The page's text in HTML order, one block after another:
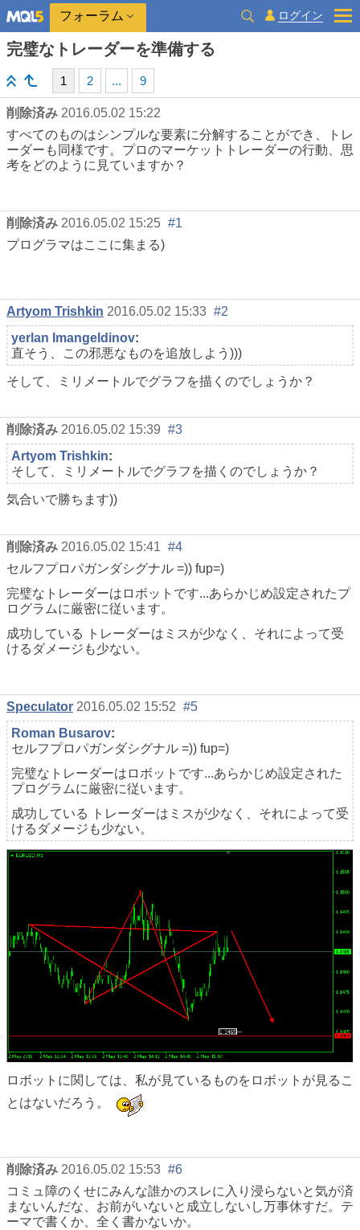
フォーラム ログイン
完璧なトレーダーを準備する
1 2 ... 9
削除済み 2016.05.02 15:22
すべてのものはシンプルな要素に分解することができ、トレ
ーダーも同様です。プロのマーケットトレーダーの行動、思
考をどのように見ていますか？
削除済み 2016.05.02 15:25 #1
プログラマはここに集まる)
Artyom Trishkin 2016.05.02 15:33 #2
yerlan Imangeldinov:
直そう、この邪悪なものを追放しよう)))
そして、ミリメートルでグラフを描くのでしょうか？
削除済み 2016.05.02 15:39 #3
Artyom Trishkin:
そして、ミリメートルでグラフを描くのでしょうか？
気合いで勝ちます))
削除済み 2016.05.02 15:41 #4
セルフプロパガンダシグナル =)) fup=)
完璧なトレーダーはロボットです...あらかじめ設定されたプ
ログラムに厳密に従います。
成功している トレーダーはミスが少なく、それによって受
けるダメージも少ない。
Speculator 2016.05.02 15:52 #5
Roman Busarov:
セルフプロパガンダシグナル =)) fup=)
完璧なトレーダーはロボットです...あらかじめ設定された
プログラムに厳密に従います。
成功している トレーダーはミスが少なく、それによって受
けるダメージも少ない。
ロボットに関しては、私が見ているものをロボットが見るこ
とはないだろう。
削除済み 2016.05.02 15:53 #6
コミュ障のくせにみんな誰かのスレに入り浸らないと気が済
まないんだな、お前がいないと成立しないし万事休すだ。テ
ーマで書くか、全く書かないか。